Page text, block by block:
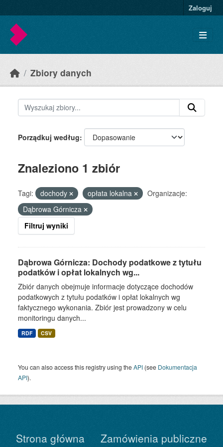
Zaloguj
Zbiory danych
Porządkuj według
Znaleziono 1 zbiór
Tagi: dochody opłata lokalna
Organizacje:
Dąbrowa Górnicza
Filtruj wyniki
Dąbrowa Górnicza: Dochody podatkowe z tytułu
podatków i opłat lokalnych wg...
Zbiór danych obejmuje informacje dotyczące dochodów
podatkowych z tytułu podatków i opłat lokalnych wg
faktycznego wykonania. Zbiór jest prowadzony w celu
monitoringu danych...
RDF CSV
You can also access this registry using theAPI (see Dokumentacja
API).
Strona główna Zamówienia publiczne